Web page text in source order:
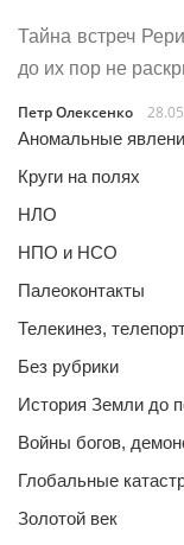
Тайна встреч
до их пор не
Петр Олексенко
Аномальные
Круги на полях
НЛО
НПО и НСО
Палеоконтакты
Телекинез,
Без рубрики
История Земли до
Войны богов,
Глобальные
Золотой век